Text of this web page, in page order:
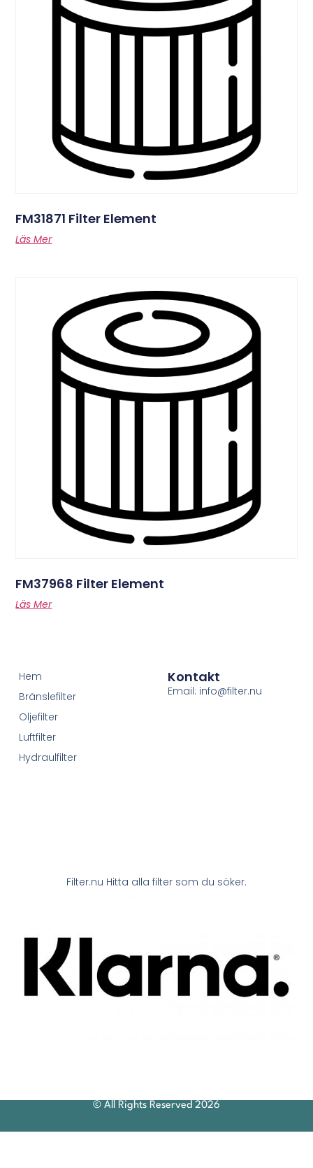
FM31871 Filter Element
Läs Mer
FM37968 Filter Element
Läs Mer
Filter.nu Hitta alla filter som du söker.
Hem
Bränslefilter
Oljefilter
Luftfilter
Hydraulfilter
Kontakt
Email: info@filter.nu
© All Rights Reserved 2026